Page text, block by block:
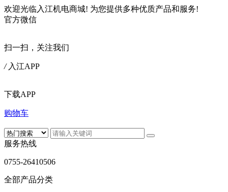
欢迎光临入江机电商城! 为您提供多种优质产品和服务!
官方微信
扫一扫，关注我们
/ 入江APP
下载APP
购物车
服务热线
0755-26410506
全部产品分类